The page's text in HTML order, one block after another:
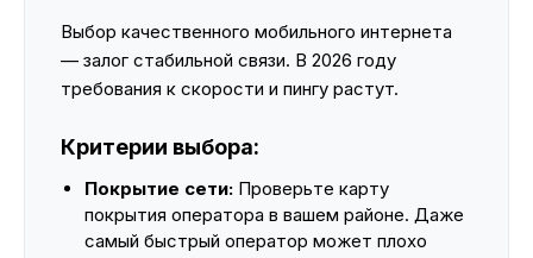
Выбор качественного мобильного интернета
— залог стабильной связи. В 2026 году
требования к скорости и пингу растут.
Критерии выбора:
Покрытие сети: Проверьте карту
покрытия оператора в вашем районе. Даже
самый быстрый оператор может плохо